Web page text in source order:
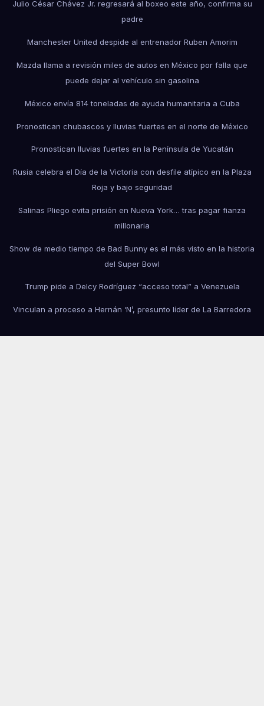
Julio César Chávez Jr. regresará al boxeo este año, confirma su
padre
Manchester United despide al entrenador Ruben Amorim
Mazda llama a revisión miles de autos en México por falla que
puede dejar al vehículo sin gasolina
México envía 814 toneladas de ayuda humanitaria a Cuba
Pronostican chubascos y lluvias fuertes en el norte de México
Pronostican lluvias fuertes en la Península de Yucatán
Rusia celebra el Día de la Victoria con desfile atípico en la Plaza
Roja y bajo seguridad
Salinas Pliego evita prisión en Nueva York… tras pagar fianza
millonaria
Show de medio tiempo de Bad Bunny es el más visto en la historia
del Super Bowl
Trump pide a Delcy Rodríguez “acceso total” a Venezuela
Vinculan a proceso a Hernán ‘N’, presunto líder de La Barredora